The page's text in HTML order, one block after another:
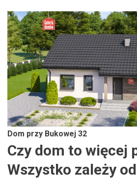
Dom przy Bukowej 32
Czy dom to więcej
Wszystko zależy